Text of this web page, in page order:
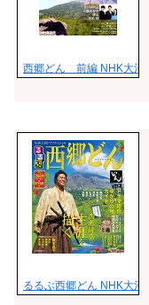
西郷どん 前編 NHK大河
るるぶ西郷どん NHK大